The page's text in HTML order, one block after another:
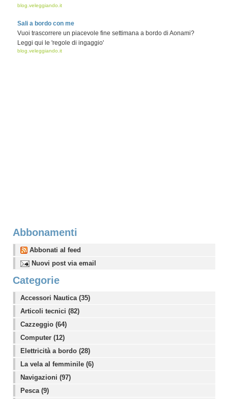
blog.veleggiando.it
Sali a bordo con me
Vuoi trascorrere un piacevole fine settimana a bordo di Aonami?
Leggi qui le 'regole di ingaggio'
blog.veleggiando.it
Abbonamenti
Abbonati al feed
Nuovi post via email
Categorie
Accessori Nautica (35)
Articoli tecnici (82)
Cazzeggio (64)
Computer (12)
Elettricità a bordo (28)
La vela al femminile (6)
Navigazioni (97)
Pesca (9)